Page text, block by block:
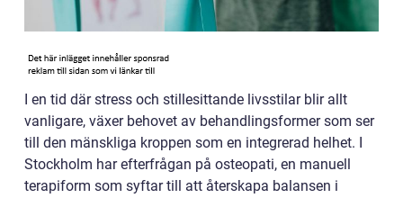
I en tid där stress och stillesittande livsstilar blir allt
vanligare, växer behovet av behandlingsformer som ser
till den mänskliga kroppen som en integrerad helhet. I
Stockholm har efterfrågan på osteopati, en manuell
terapiform som syftar till att återskapa balansen i